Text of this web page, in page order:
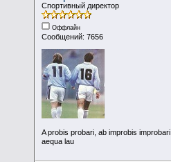
Спортивный директор
Оффлайн
Сообщений: 7656
A probis probari, ab improbis improbari
aequa lau